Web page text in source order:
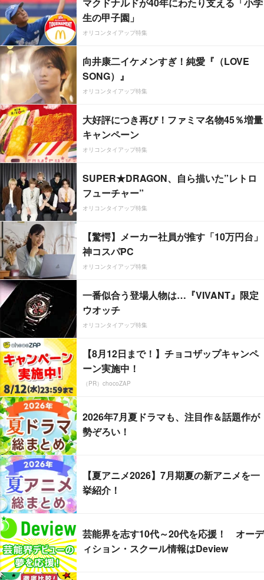
生の甲子園」
オリコンタイアップ特集
向井康二イケメンすぎ！純愛『（LOVE
SONG）』
オリコンタイアップ特集
大好評につき再び！ファミマ名物45％増量
キャンペーン
オリコンタイアップ特集
SUPER★DRAGON、自ら描いた”レトロ
フューチャー”
オリコンタイアップ特集
【驚愕】メーカー社員が推す「10万円台」
神コスパPC
オリコンタイアップ特集
一番似合う登場人物は…『VIVANT』限定
ウオッチ
オリコンタイアップ特集
【8月12日まで！】チョコザップキャンペ
ーン実施中！
（PR）chocoZAP
2026年7月夏ドラマも、注目作＆話題作が
勢ぞろい！
【夏アニメ2026】7月期夏の新アニメを一
挙紹介！
芸能界を志す10代～20代を応援！ オーデ
ィション・スクール情報はDeview